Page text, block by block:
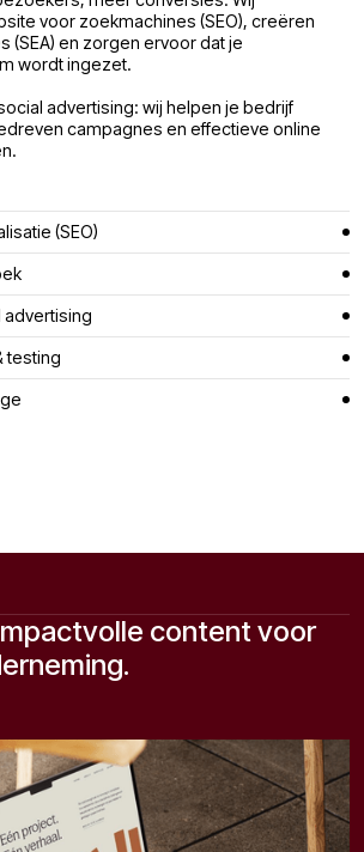
voor zoekmachines (SEO), creëren
(SEA) en zorgen ervoor dat je
wordt ingezet.
advertising: wij helpen je bedrijf
campagnes en effectieve online
(SEO)
advertising
testing
content voor